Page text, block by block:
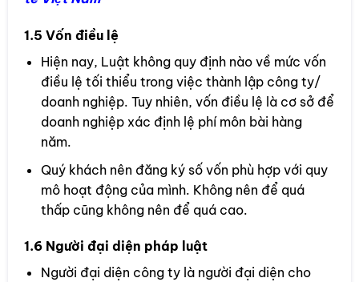
1.5 Vốn điều lệ
Hiện nay, Luật không quy định nào về mức vốn
điều lệ tối thiểu trong việc thành lập công ty/
doanh nghiệp. Tuy nhiên, vốn điều lệ là cơ sở để
doanh nghiệp xác định lệ phí môn bài hàng
năm.
Quý khách nên đăng ký số vốn phù hợp với quy
mô hoạt động của mình. Không nên để quá
thấp cũng không nên để quá cao.
1.6 Người đại diện pháp luật
Người đại diện công ty là người đại diện cho